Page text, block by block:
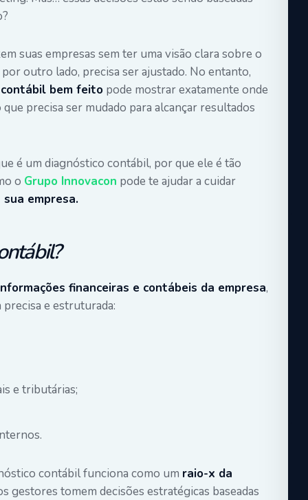
suas empresas sem ter uma visão clara sobre o
outro lado, precisa ser ajustado. No entanto,
bem feito pode mostrar exatamente onde
precisa ser mudado para alcançar resultados
é um diagnóstico contábil, por que ele é tão
o Grupo Innovacon pode te ajudar a cuidar
sua empresa.
financeiras e contábeis da empresa,
e estruturada:
e tributárias;
contábil funciona como um raio-x da
gestores tomem decisões estratégicas baseadas